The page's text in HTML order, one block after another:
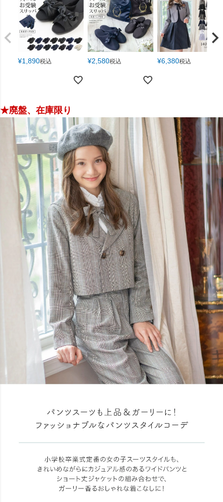
¥1,890税込 ¥2,580税込 ¥6,380税込
★廃盤、在庫限り